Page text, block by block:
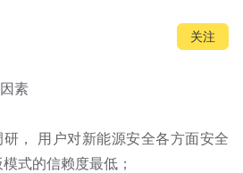
关注
素
， 用户对新能源安全各方面安全
式的信赖度最低；